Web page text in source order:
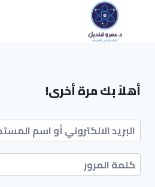
أهلاً بك مرة أخرى!